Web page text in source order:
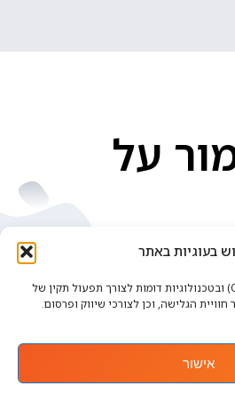
בעוגיות באתר
אנו משתמשים בעוגיות (Cookies) ובטכנולוגיות דומות לצורך תפעול תקין של
הגלישה, וכן לצורכי שיווק ופרסום.
אישור
על